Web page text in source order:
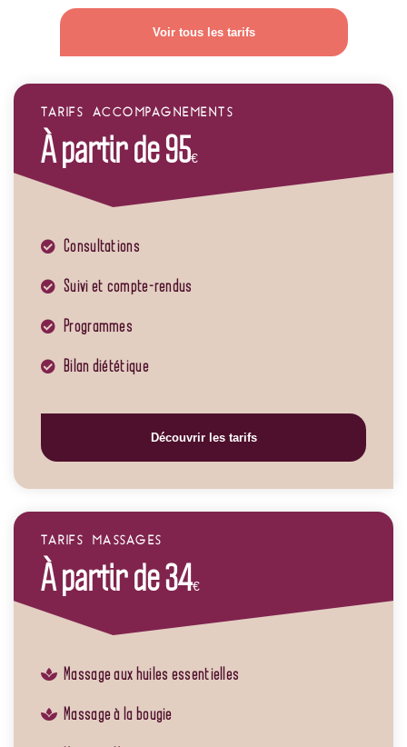
TARIFS MASSAGES
À partir de 34€
Massage aux huiles essentielles
Massage à la bougie
TARIFS ACCOMPAGNEMENTS
À partir de 95€
Consultations
Suivi et compte-rendus
Programmes
Bilan diététique
Découvrir les tarifs
Voir tous les tarifs